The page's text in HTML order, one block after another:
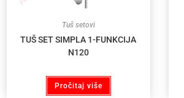
Tuš setovi
TUŠ SET SIMPLA 1-FUNKCIJA
N120
Pročitaj više